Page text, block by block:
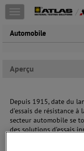
Toggle
navigation
Automobile
Aperçu
Depuis 1915, date du
d’essais de résistance
secteur automobile se
des solutions d’essais